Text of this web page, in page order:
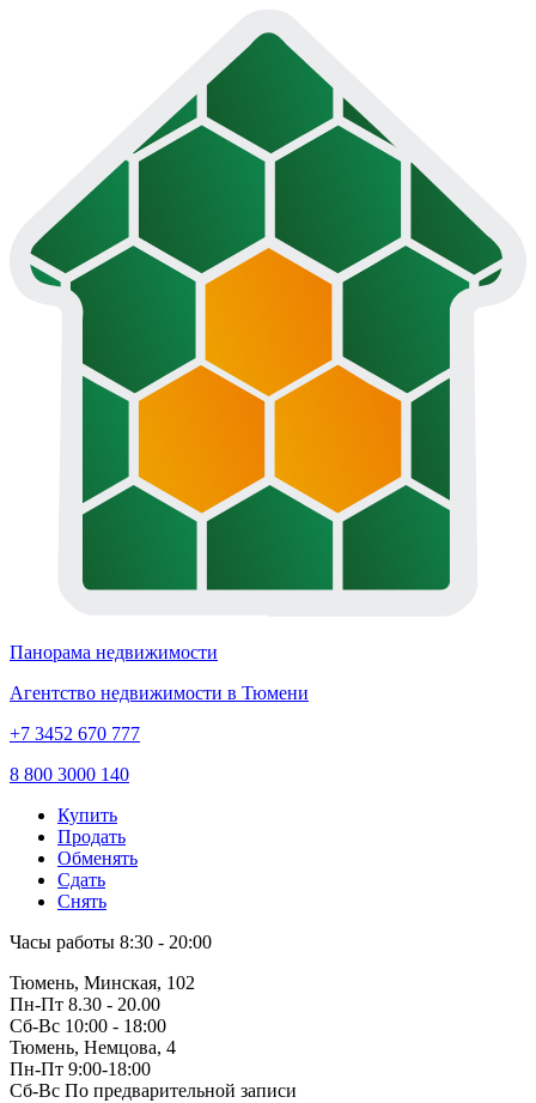
Панорама недвижимости
Агентство недвижимости в Тюмени
+7 3452 670 777
8 800 3000 140
Купить
Продать
Обменять
Сдать
Снять
Часы работы 8:30 - 20:00
Тюмень, Минская, 102
Пн-Пт 8.30 - 20.00
Сб-Вс 10:00 - 18:00
Тюмень, Немцова, 4
Пн-Пт 9:00-18:00
Сб-Вс По предварительной записи